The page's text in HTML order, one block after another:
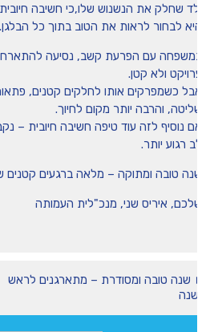
שחלק את הנשנוש שלו,כי חשיבה חיובית
לבחור לראות את הטוב בתוך כל הבלגן.
עם הפרעת קשב, נסיעה להתארח היא
ולא קטן.
כשמפרקים אותו לחלקים קטנים, פתאום יש
והרבה יותר מקום לחיוך.
נוסיף לזה עוד טיפה חשיבה חיובית – נקבל
רגוע יותר.
טובה ומתוקה – מלאה ברגעים קטנים של
איריס שני, מנכ"לית העמותה
טובה ומסודרת – מתארגנים לראש